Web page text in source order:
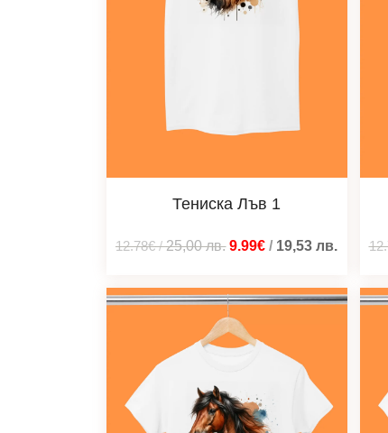
Тениска Лъв 1
12.78€/25,00лв. 9.99€ / 19,53лв.